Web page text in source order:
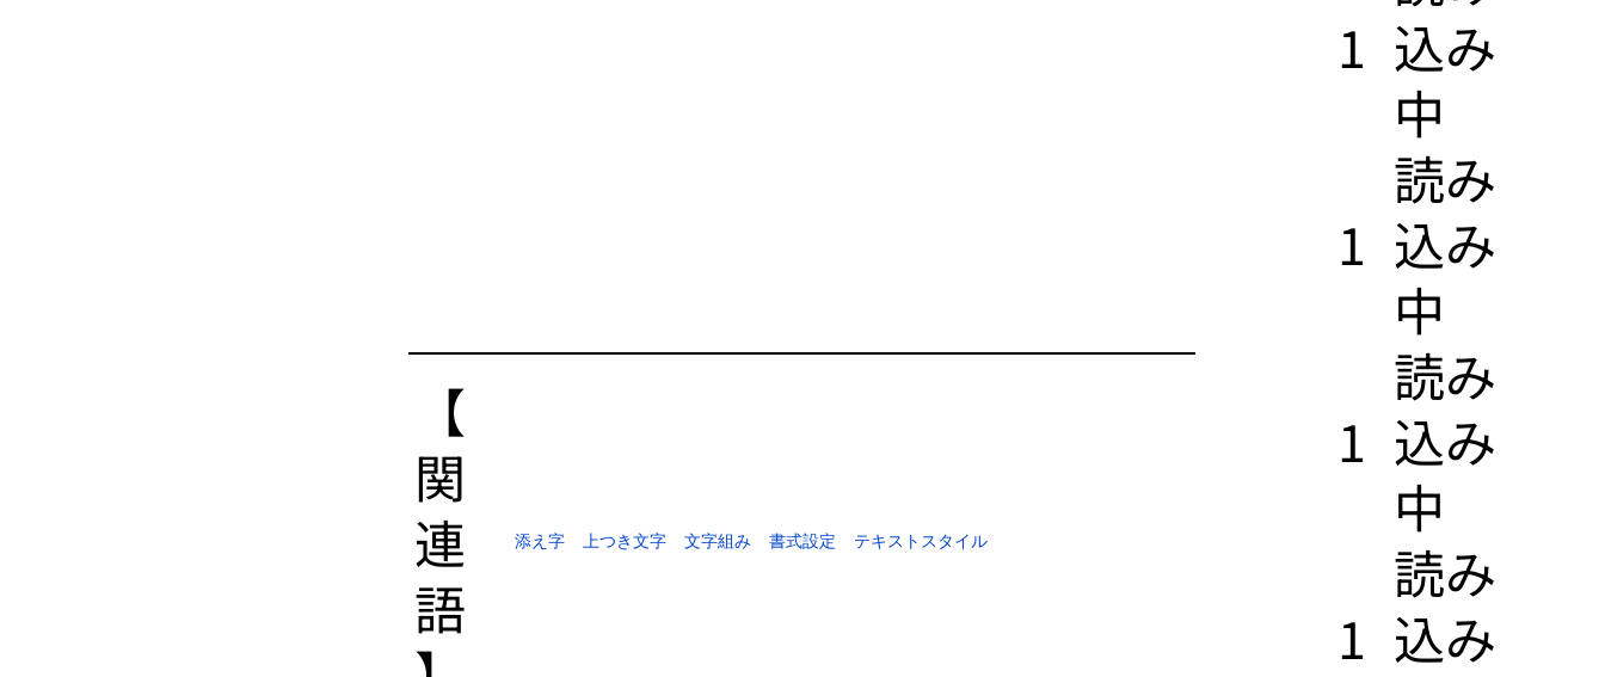
1 込み
中
1
​読み
込み
中
1
​読み
込み
中
1
​読み
込み
【​
関
連
語
添え字 上つき文字 文字組み 書式設定 テキストスタイル